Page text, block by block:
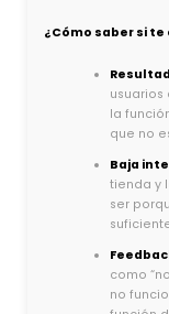
¿Cómo saber si
la
que no
Baja
tienda y
ser
como
no